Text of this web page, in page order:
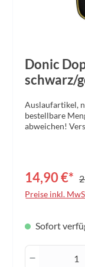
Donic
schwarz/
Auslaufartikel,
bestellbare
abweichen!
Farben:
14,90 €*
Preise inkl.
Sofort
Produkt